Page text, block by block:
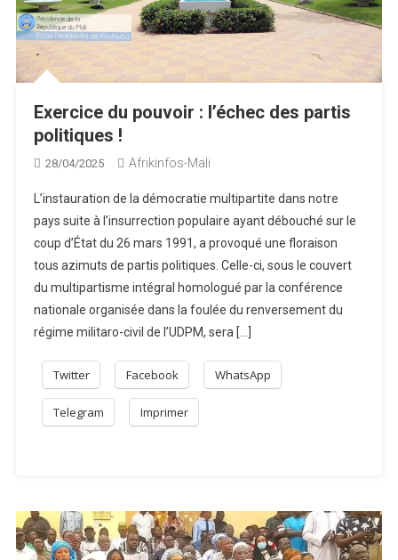
Exercice du pouvoir : l’échec des partis
politiques !
28/04/2025 Afrikinfos-Mali
L’instauration de la démocratie multipartite dans notre
pays suite à l’insurrection populaire ayant débouché sur le
coup d’État du 26 mars 1991, a provoqué une floraison
tous azimuts de partis politiques. Celle-ci, sous le couvert
du multipartisme intégral homologué par la conférence
nationale organisée dans la foulée du renversement du
régime militaro-civil de l’UDPM, sera […]
Twitter Facebook WhatsApp
Telegram Imprimer